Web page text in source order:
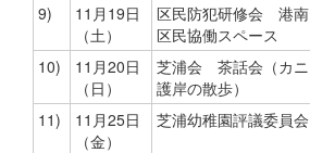
9)
11月19日
（土）
区民防犯研修会 港南
区民協働スペース
10)
11月20日
（日）
芝浦会 茶話会（カニ
護岸の散歩）
11)
11月25日
（金）
芝浦幼稚園評議委員会